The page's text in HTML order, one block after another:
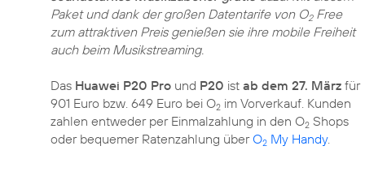
Paket und dank der großen Datentarife von O2Free
zum attraktiven Preis genießen sie ihre mobile Freiheit
auch beim Musikstreaming.
Das Huawei P20 Pro und P20 ist ab dem 27. März für
901 Euro bzw. 649 Euro bei O2 im Vorverkauf. Kunden
zahlen entweder per Einmalzahlung in den O2 Shops
oder bequemer Ratenzahlung überO2 My Handy.